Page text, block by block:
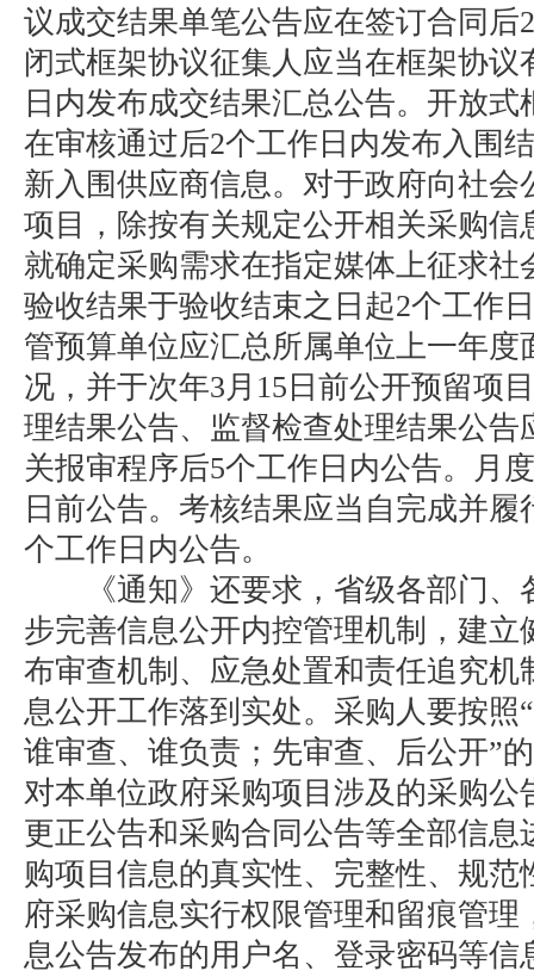
议成交结果单笔公告应在签订合同后
闭式框架协议征集人应当在框架协议
日内发布成交结果汇总公告。开放
在审核通过后2个工作日内发布入围
新入围供应商信息。对于政府向社会
项目，除按有关规定公开相关采购信
就确定采购需求在指定媒体上征求社
验收结果于验收结束之日起2个工作
管预算单位应汇总所属单位上一年度
况，并于次年3月15日前公开预留项
理结果公告、监督检查处理结果公告
关报审程序后5个工作日内公告。月
日前公告。考核结果应当自完成并履
个工作日内公告。
《通知》还要求，省级各部门、
步完善信息公开内控管理机制，建立
布审查机制、应急处置和责任追究机
息公开工作落到实处。采购人要按照
谁审查、谁负责；先审查、后公开”
对本单位政府采购项目涉及的采购公
更正公告和采购合同公告等全部信息
购项目信息的真实性、完整性、规范
府采购信息实行权限管理和留痕管理
息公告发布的用户名、登录密码等信